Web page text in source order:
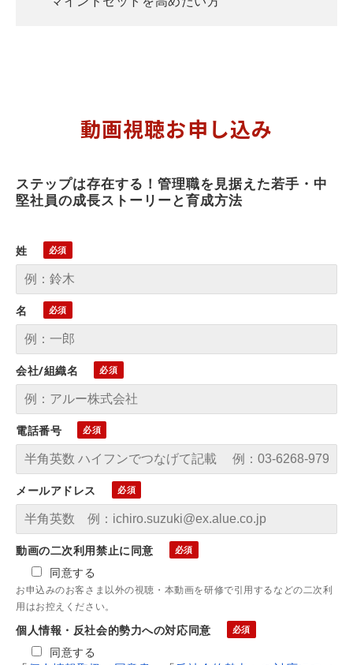
動画視聴お申し込み
ステップは存在する！管理職を見据えた若手・中
堅社員の成長ストーリーと育成方法
姓
名
会社/組織名
電話番号
メールアドレス
動画の二次利用禁止に同意
同意する
お申込みのお客さま以外の視聴・本動画を研修で引用するなどの二次利
用はお控えください。
個人情報・反社会的勢力への対応同意
同意する